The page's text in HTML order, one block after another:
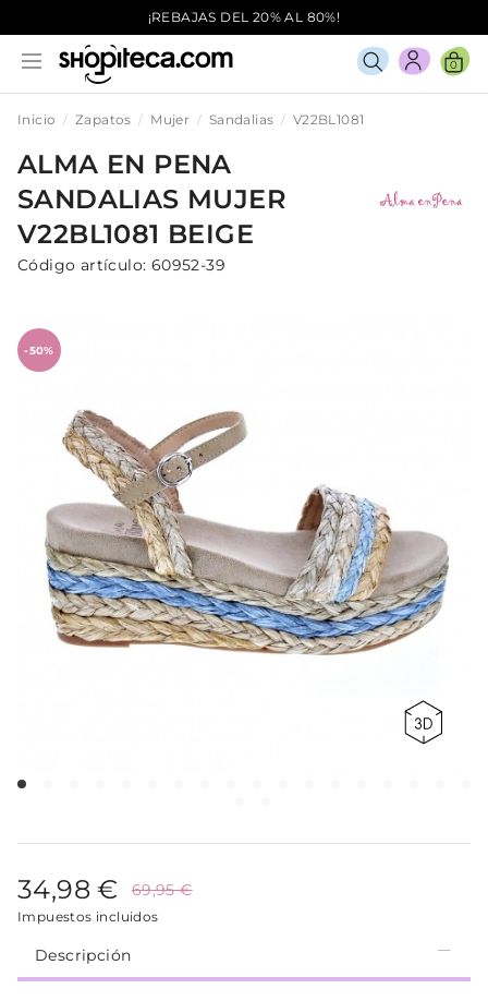
¡REBAJAS DEL 20% AL 80%!
0
Inicio Zapatos Mujer Sandalias V22BL1081
ALMA EN PENA
SANDALIAS MUJER
V22BL1081 BEIGE
Código artículo: 60952-39
-50%
34,98 € 69,95 €
Impuestos incluidos
Descripción